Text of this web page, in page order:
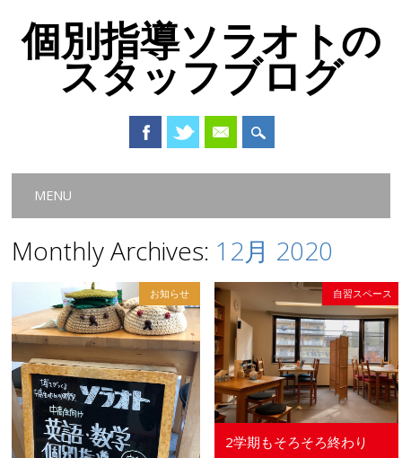
個別指導ソラオトの
スタッフブログ
Main menu
MENU
Monthly Archives: 12月 2020
お知らせ 自習スペース
2学期もそろそろ終わり